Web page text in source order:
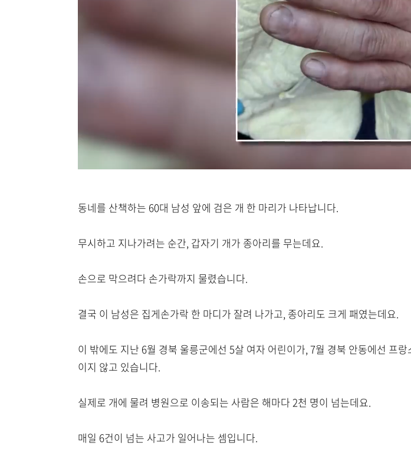
동네를 산책하는 60대 남성 앞에 검은 개 한 마리가 나타납니다.
무시하고 지나가려는 순간, 갑자기 개가 종아리를 무는데요.
손으로 막으려다 손가락까지 물렸습니다.
결국 이 남성은 집게손가락 한 마디가 잘려 나가고, 종아리도 크게 패였는데요.
이 밖에도 지난 6월 경북 울릉군에선 5살 여자 어린이가, 7월 경북 안동에선 프
이지 않고 있습니다.
실제로 개에 물려 병원으로 이송되는 사람은 해마다 2천 명이 넘는데요.
매일 6건이 넘는 사고가 일어나는 셈입니다.